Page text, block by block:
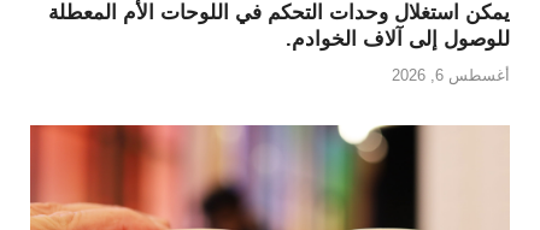
يمكن استغلال وحدات التحكم في اللوحات الأم المعطلة
للوصول إلى آلاف الخوادم.
أغسطس 6, 2026